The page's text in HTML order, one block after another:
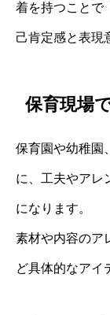
着を持つことで
己肯定感と表現
保育現場
保育園や幼稚園
に、工夫やアレ
になります。
素材や内容のア
ど具体的なアイ